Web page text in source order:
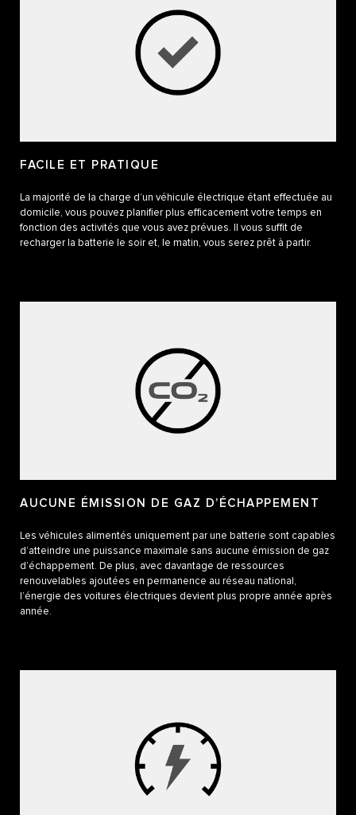
FACILE ET PRATIQUE
La majorité de la charge d’un véhicule électrique étant effectuée au
domicile, vous pouvez planifier plus efficacement votre temps en
fonction des activités que vous avez prévues. Il vous suffit de
recharger la batterie le soir et, le matin, vous serez prêt à partir.
AUCUNE ÉMISSION DE GAZ D’ÉCHAPPEMENT
Les véhicules alimentés uniquement par une batterie sont capables
d’atteindre une puissance maximale sans aucune émission de gaz
d’échappement. De plus, avec davantage de ressources
renouvelables ajoutées en permanence au réseau national,
l’énergie des voitures électriques devient plus propre année après
année.